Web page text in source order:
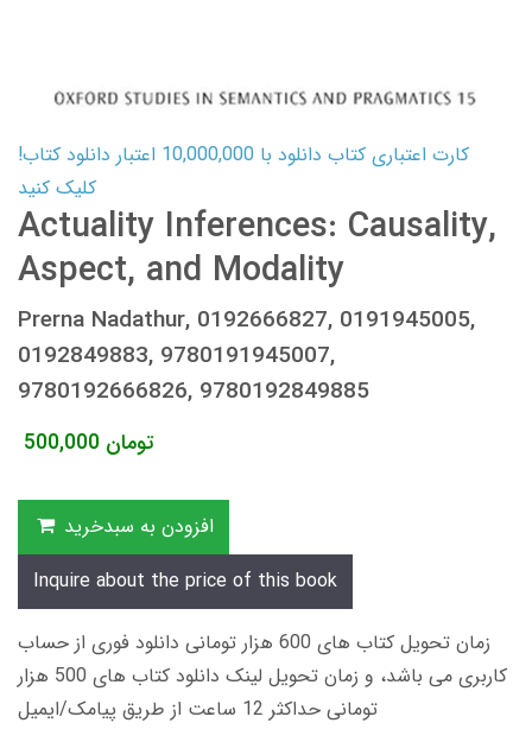
کارت اعتباری کتاب دانلود با 10,000,000 اعتبار دانلود کتاب!
کلیک کنید
Actuality Inferences: Causality,
Aspect, and Modality
Prerna Nadathur, 0192666827, 0191945005,
0192849883, 9780191945007,
9780192666826, 9780192849885
500,000 تومان
افزودن به سبدخرید
Inquire about the price of this book
زمان تحویل کتاب های 600 هزار تومانی دانلود فوری از حساب
کاربری می باشد، و زمان تحویل لینک دانلود کتاب های 500 هزار
تومانی حداکثر 12 ساعت از طریق پیامک/ایمیل